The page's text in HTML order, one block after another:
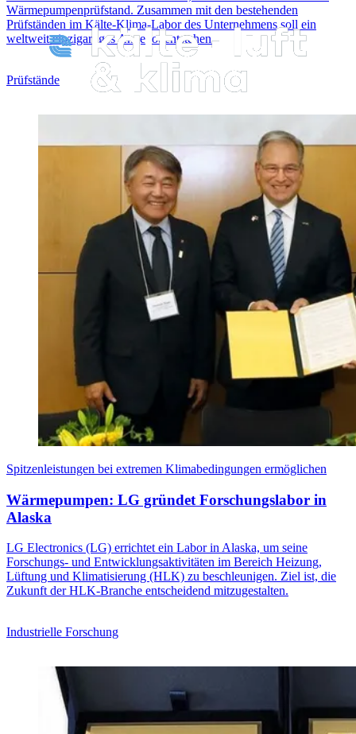
Wärmepumpenprüfstand. Zusammen mit den bestehenden
Prüfständen im Kälte-Klima-Labor des Unternehmens soll ein
weltweit einzigartiges Angebot entstehen.
Prüfstände
Spitzenleistungen bei extremen Klimabedingungen ermöglichen
Wärmepumpen: LG gründet Forschungslabor in
Alaska
LG Electronics (LG) errichtet ein Labor in Alaska, um seine
Forschungs- und Entwicklungsaktivitäten im Bereich Heizung,
Lüftung und Klimatisierung (HLK) zu beschleunigen. Ziel ist, die
Zukunft der HLK-Branche entscheidend mitzugestalten.
Industrielle Forschung